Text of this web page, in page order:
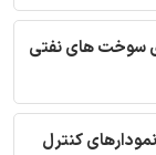
سوخت های نفتی
کنترل